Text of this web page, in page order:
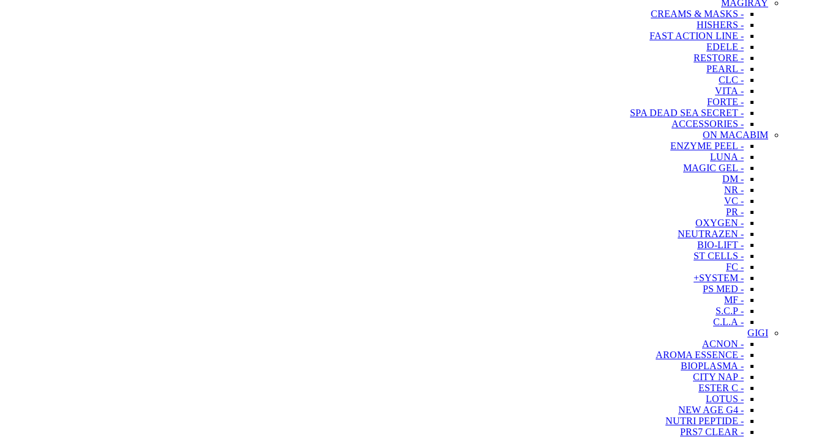
MAGIRAY
- CREAMS & MASKS
- HISHERS
- FAST ACTION LINE
- EDELE
- RESTORE
- PEARL
- CLC
- VITA
- FORTE
- SPA DEAD SEA SECRET
- ACCESSORIES
ON MACABIM
- ENZYME PEEL
- LUNA
- MAGIC GEL
- DM
- NR
- VC
- PR
- OXYGEN
- NEUTRAZEN
- BIO-LIFT
- ST CELLS
- FC
- SYSTEM+
- PS MED
- MF
- S.C.P
- C.L.A
GIGI
- ACNON
- AROMA ESSENCE
- BIOPLASMA
- CITY NAP
- ESTER C
- LOTUS
- NEW AGE G4
- NUTRI PEPTIDE
- PRS7 CLEAR